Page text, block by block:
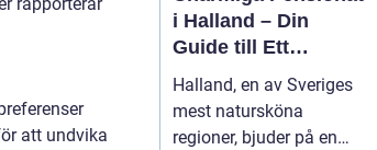
rapporterar
att undvika
i Halland – Din
Guide till Ett
Bekymmersfritt
Getaway
Halland, en av Sveriges
mest natursköna
regioner, bjuder på en